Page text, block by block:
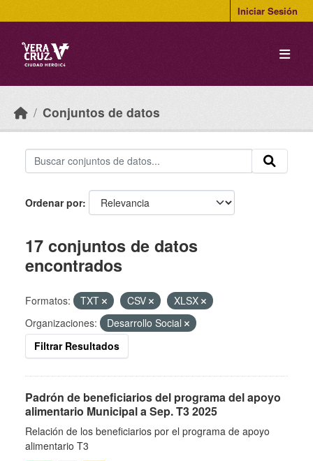
Iniciar Sesión
Conjuntos de datos
Ordenar por
17 conjuntos de datos
encontrados
Formatos: TXT CSV
XLSX
Organizaciones:
Desarrollo Social
Filtrar Resultados
Padrón de beneficiarios del programa del apoyo
alimentario Municipal a Sep. T3 2025
Relación de los beneficiarios por el programa de apoyo
alimentario T3